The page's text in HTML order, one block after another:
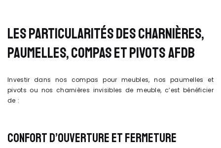
LES PARTICULARITÉS DES CHARNIÈRES,
PAUMELLES, COMPAS ET PIVOTS AFDB
Investir dans nos compas pour meubles, nos paumelles et
pivots ou nos charnières invisibles de meuble, c’est bénéficier
de :
CONFORT D’OUVERTURE ET FERMETURE